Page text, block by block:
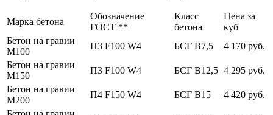
Марка бетона
Обозначение
ГОСТ **
Класс
бетона
Цена за
куб
Бетон на гравии
М100
П3 F100 W4 БСГ В7,5
4 170 руб.
Бетон на гравии
М150
П3 F100 W4 БСГ В12,5 4 295 руб.
Бетон на гравии
М200
П4 F150 W4 БСГ В15
4 420 руб.